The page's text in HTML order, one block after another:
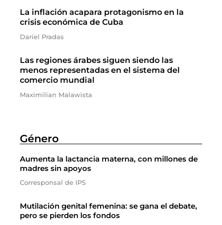
La inflación acapara protagonismo en la
crisis económica de Cuba
Dariel Pradas
Las regiones árabes siguen siendo las
menos representadas en el sistema del
comercio mundial
Maximilian Malawista
Género
Aumenta la lactancia materna, con millones de
madres sin apoyos
Corresponsal de IPS
Mutilación genital femenina: se gana el debate,
pero se pierden los fondos